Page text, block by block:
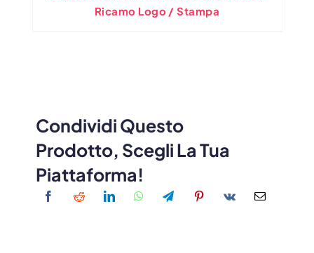
Ricamo Logo / Stampa
Condividi Questo
Prodotto, Scegli La Tua
Piattaforma!